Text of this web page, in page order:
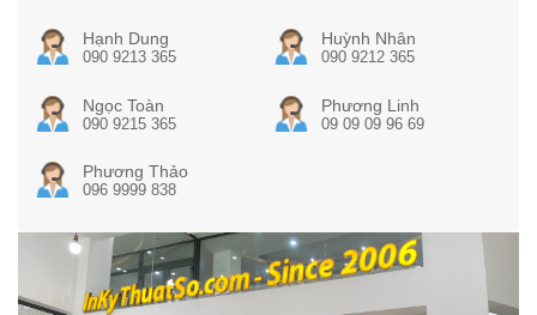
Hạnh Dung
090 9213 365
Huỳnh Nhân
090 9212 365
Ngọc Toàn
090 9215 365
Phương Linh
09 09 09 96 69
Phương Thảo
096 9999 838